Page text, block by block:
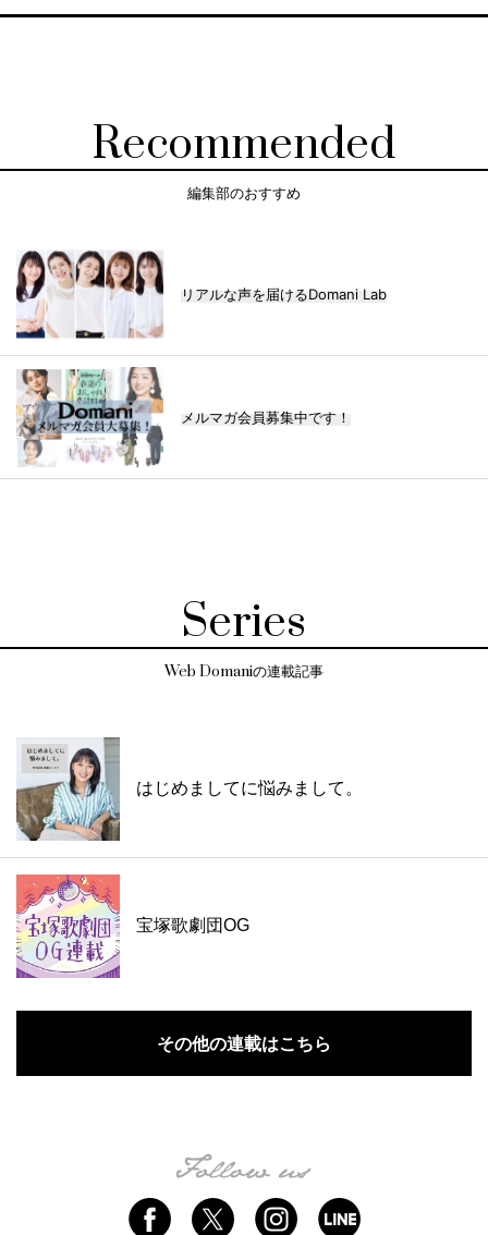
Recommended
編集部のおすすめ
リアルな声を届けるDomani Lab
メルマガ会員募集中です！
Series
Web Domaniの連載記事
はじめましてに悩みまして。
宝塚歌劇団OG
その他の連載はこちら